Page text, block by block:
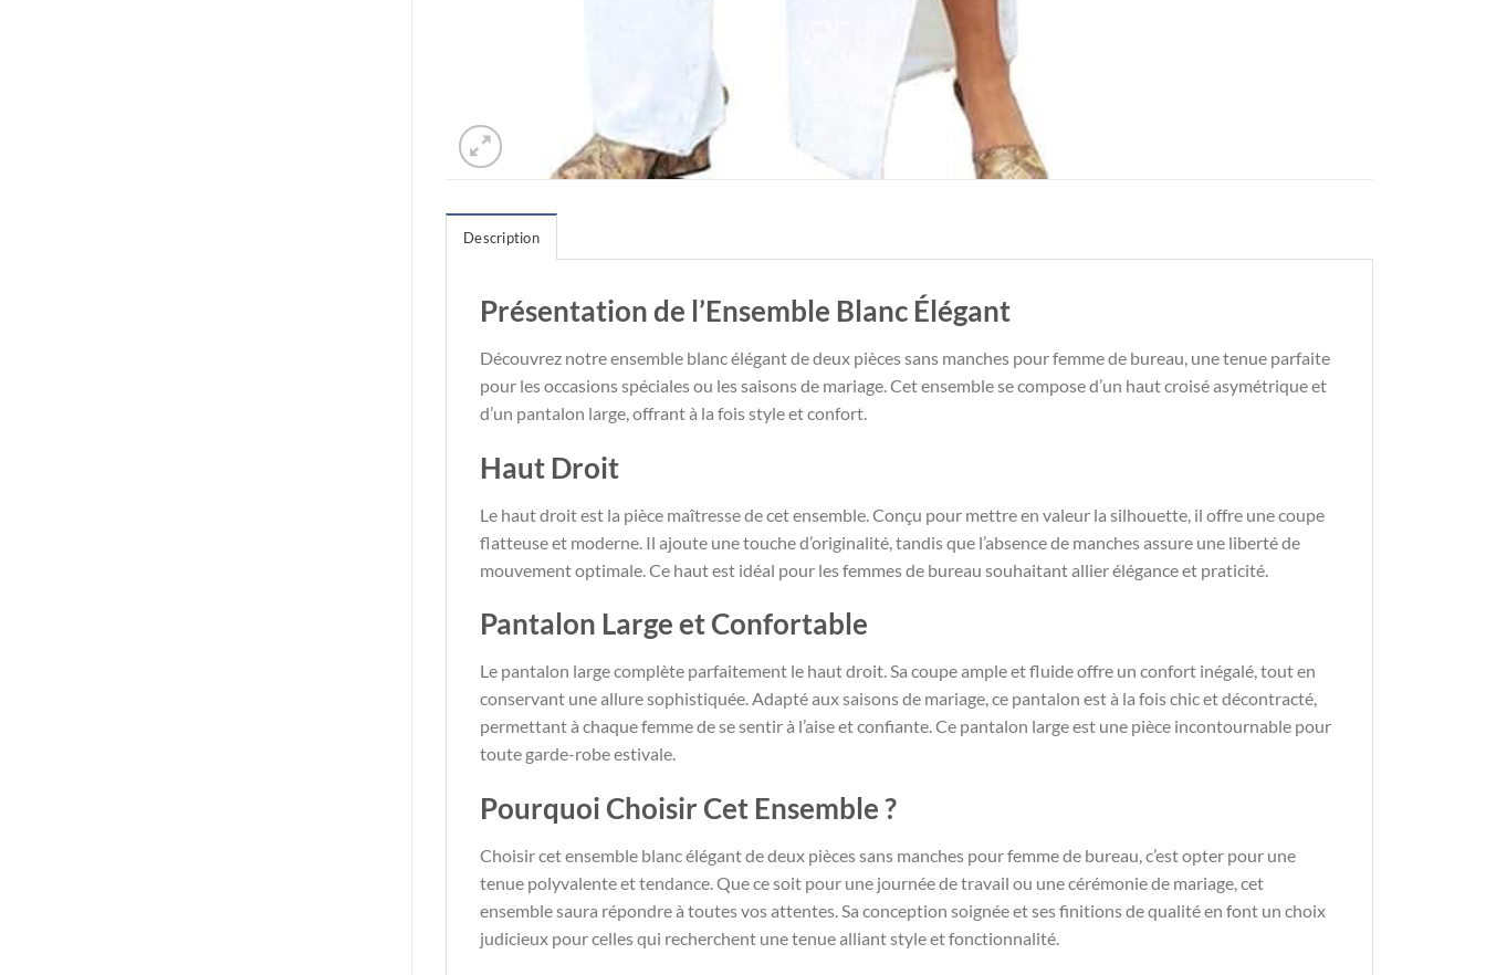
Description
Présentation de l’Ensemble Blanc Élégant
Découvrez notre ensemble blanc élégant de deux pièces sans manches pour femme de bureau, une tenue parfaite
pour les occasions spéciales ou les saisons de mariage. Cet ensemble se compose d’un haut croisé asymétrique et
d’un pantalon large, offrant à la fois style et confort.
Haut Droit
Le haut droit est la pièce maîtresse de cet ensemble. Conçu pour mettre en valeur la silhouette, il offre une coupe
flatteuse et moderne. Il ajoute une touche d’originalité, tandis que l’absence de manches assure une liberté de
mouvement optimale. Ce haut est idéal pour les femmes de bureau souhaitant allier élégance et praticité.
Pantalon Large et Confortable
Le pantalon large complète parfaitement le haut droit. Sa coupe ample et fluide offre un confort inégalé, tout en
conservant une allure sophistiquée. Adapté aux saisons de mariage, ce pantalon est à la fois chic et décontracté,
permettant à chaque femme de se sentir à l’aise et confiante. Ce pantalon large est une pièce incontournable pour
toute garde-robe estivale.
Pourquoi Choisir Cet Ensemble ?
Choisir cet ensemble blanc élégant de deux pièces sans manches pour femme de bureau, c’est opter pour une
tenue polyvalente et tendance. Que ce soit pour une journée de travail ou une cérémonie de mariage, cet
ensemble saura répondre à toutes vos attentes. Sa conception soignée et ses finitions de qualité en font un choix
judicieux pour celles qui recherchent une tenue alliant style et fonctionnalité.